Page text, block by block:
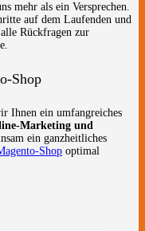
mehr als ein Versprechen.
auf dem Laufenden und
Rückfragen zur
Shop
Ihnen ein umfangreiches
Marketing und
ein ganzheitliches
Shop optimal